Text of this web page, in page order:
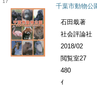
17
千葉市動物公
石田戢著
社会評論社
2018/02
閲覧室27
480
ｲ